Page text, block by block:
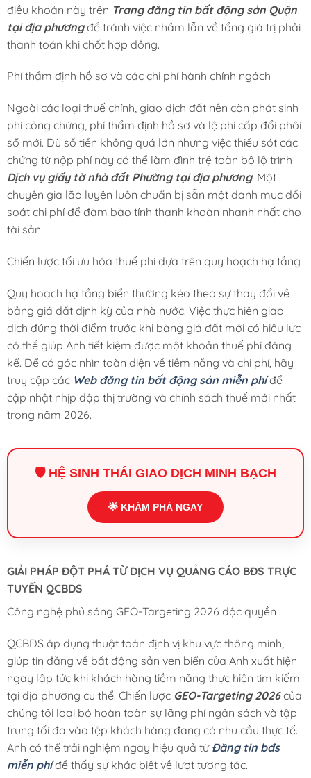
điều khoản này trên Trang đăng tin bất động sản Quận
tại địa phươngđể tránh việc nhầm lẫn về tổng giá trị phải
thanh toán khi chốt hợp đồng.
Phí thẩm định hồ sơ và các chi phí hành chính ngách
Ngoài các loại thuế chính, giao dịch đất nền còn phát sinh
phí công chứng, phí thẩm định hồ sơ và lệ phí cấp đổi phôi
sổ mới. Dù số tiền không quá lớn nhưng việc thiếu sót các
chứng từ nộp phí này có thể làm đình trệ toàn bộ lộ trình
Dịch vụ giấy tờ nhà đất Phường tại địa phương. Một
chuyên gia lão luyện luôn chuẩn bị sẵn một danh mục đối
soát chi phí để đảm bảo tính thanh khoản nhanh nhất cho
tài sản.
Chiến lược tối ưu hóa thuế phí dựa trên quy hoạch hạ tầng
Quy hoạch hạ tầng biển thường kéo theo sự thay đổi về
bảng giá đất định kỳ của nhà nước. Việc thực hiện giao
dịch đúng thời điểm trước khi bảng giá đất mới có hiệu lực
có thể giúp Anh tiết kiệm được một khoản thuế phí đáng
kể. Để có góc nhìn toàn diện về tiềm năng và chi phí, hãy
truy cập các Web đăng tin bất động sản miễn phíđể
cập nhật nhịp đập thị trường và chính sách thuế mới nhất
trong năm 2026.
🛡️ HỆ SINH THÁI GIAO DỊCH MINH BẠCH
🌟 KHÁM PHÁ NGAY
GIẢI PHÁP ĐỘT PHÁ TỪ DỊCH VỤ QUẢNG CÁO BĐS TRỰC
TUYẾN QCBDS
Công nghệ phủ sóng GEO-Targeting 2026 độc quyền
QCBDS áp dụng thuật toán định vị khu vực thông minh,
giúp tin đăng về bất động sản ven biển của Anh xuất hiện
ngay lập tức khi khách hàng tiềm năng thực hiện tìm kiếm
tại địa phương cụ thể. Chiến lược GEO-Targeting 2026của
chúng tôi loại bỏ hoàn toàn sự lãng phí ngân sách và tập
trung tối đa vào tệp khách hàng đang có nhu cầu thực tế.
Anh có thể trải nghiệm ngay hiệu quả từ Đăng tin bđs
miễn phíđể thấy sự khác biệt về lượt tương tác.